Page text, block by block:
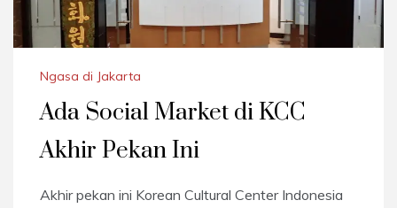
Ngasa di Jakarta
Ada Social Market di KCC
Akhir Pekan Ini
Akhir pekan ini Korean Cultural Center Indonesia